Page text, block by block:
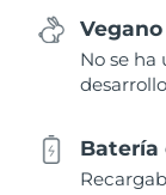
No se
Batería